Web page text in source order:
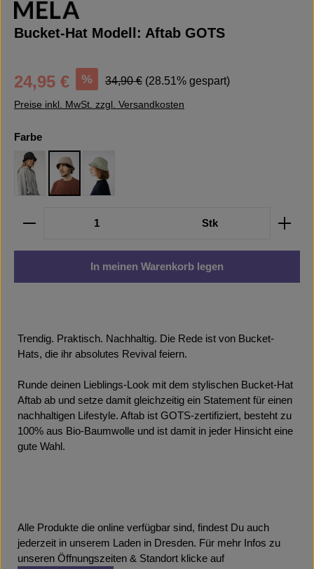
Bucket-Hat Modell: Aftab GOTS
Verkaufspreis:
24,95 € % Regulärer Preis:
34,90 € (28.51% gespart)
Preise inkl. MwSt. zzgl. Versandkosten
Farbeauswählen
Black Taupe Sage
Produkt Anzahl: Gib den gewünschten Wert ein
Stk
In meinen Warenkorb legen
Trendig. Praktisch. Nachhaltig. Die Rede ist von Bucket-
Hats, die ihr absolutes Revival feiern.
Runde deinen Lieblings-Look mit dem stylischen Bucket-Hat
Aftab ab und setze damit gleichzeitig ein Statement für einen
nachhaltigen Lifestyle. Aftab ist GOTS-zertifiziert, besteht zu
100% aus Bio-Baumwolle und ist damit in jeder Hinsicht eine
gute Wahl.
Alle Produkte die online verfügbar sind, findest Du auch
jederzeit in unserem Laden in Dresden. Für mehr Infos zu
unseren Öffnungszeiten & Standort klicke auf